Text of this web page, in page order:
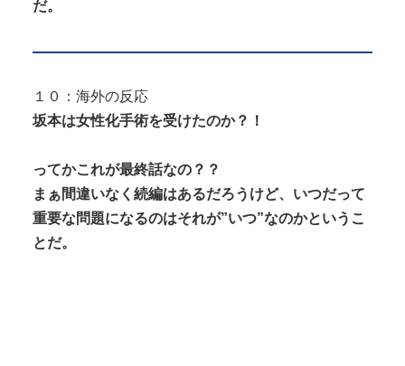
だ。
１０：海外の反応
坂本は女性化手術を受けたのか？！
ってかこれが最終話なの？？
まぁ間違いなく続編はあるだろうけど、いつだって
重要な問題になるのはそれが”いつ”なのかというこ
とだ。